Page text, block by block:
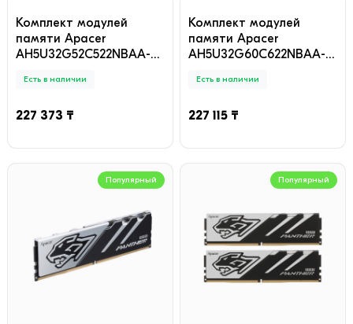
Комплект модулей
памяти Apacer
AH5U32G52C522NBAA-2
Есть в наличии
227 373 ₸
Комплект модулей
памяти Apacer
AH5U32G60C622NBAA-2
Есть в наличии
227 115 ₸
Популярный Популярный